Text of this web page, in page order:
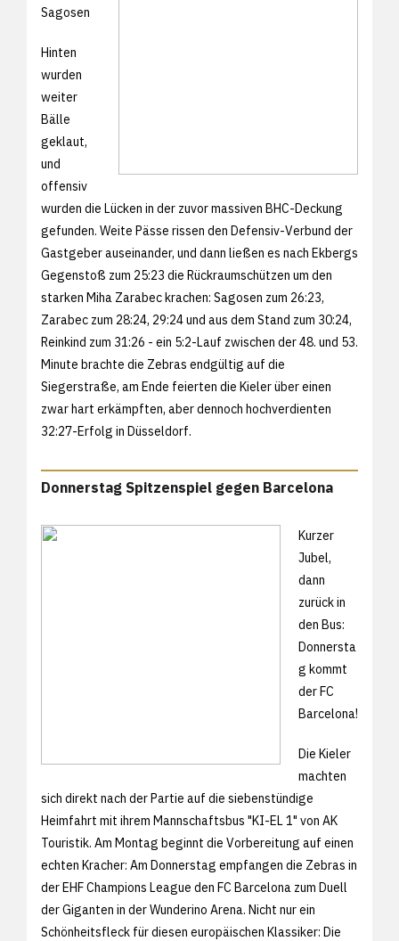
Sagosen
Hinten
wurden
weiter
Bälle
geklaut,
und
offensiv
wurden die Lücken in der zuvor massiven BHC-Deckung
gefunden. Weite Pässe rissen den Defensiv-Verbund der
Gastgeber auseinander, und dann ließen es nach Ekbergs
Gegenstoß zum 25:23 die Rückraumschützen um den
starken Miha Zarabec krachen: Sagosen zum 26:23,
Zarabec zum 28:24, 29:24 und aus dem Stand zum 30:24,
Reinkind zum 31:26 - ein 5:2-Lauf zwischen der 48. und 53.
Minute brachte die Zebras endgültig auf die
Siegerstraße, am Ende feierten die Kieler über einen
zwar hart erkämpften, aber dennoch hochverdienten
32:27-Erfolg in Düsseldorf.
Donnerstag Spitzenspiel gegen Barcelona
Kurzer
Jubel,
dann
zurück in
den Bus:
Donnersta
g kommt
der FC
Barcelona!
Die Kieler
machten
sich direkt nach der Partie auf die siebenstündige
Heimfahrt mit ihrem Mannschaftsbus "KI-EL 1" von AK
Touristik. Am Montag beginnt die Vorbereitung auf einen
echten Kracher: Am Donnerstag empfangen die Zebras in
der EHF Champions League den FC Barcelona zum Duell
der Giganten in der Wunderino Arena. Nicht nur ein
Schönheitsfleck für diesen europäischen Klassiker: Die